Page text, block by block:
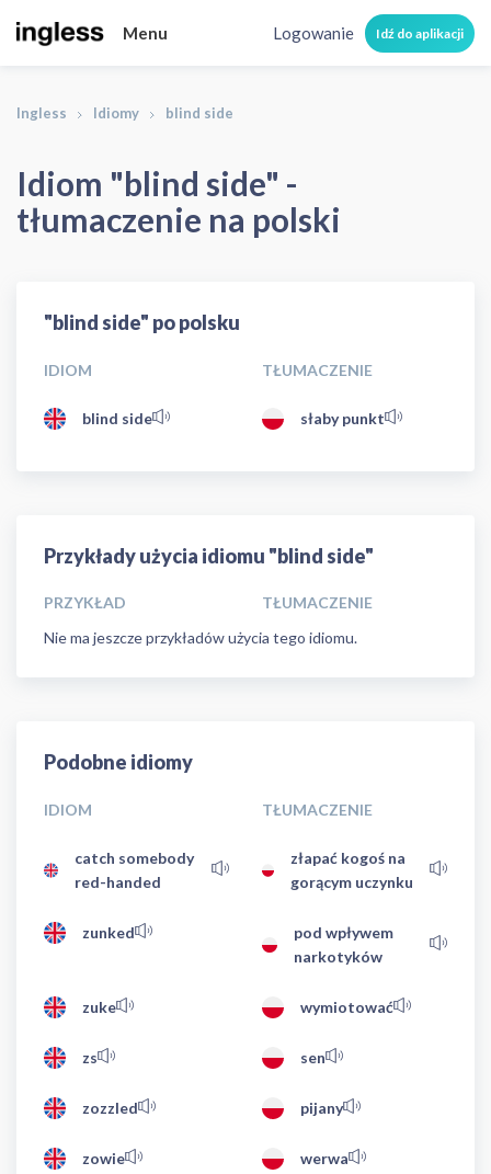
Menu Logowanie Idź do aplikacji
Ingless Idiomy blind side
Idiom "blind side" -
tłumaczenie na polski
"blind side" po polsku
IDIOM TŁUMACZENIE
blind side słaby punkt
Przykłady użycia idiomu "blind side"
PRZYKŁAD
TŁUMACZENIE
Nie ma jeszcze przykładów użycia tego idiomu.
Podobne idiomy
IDIOM TŁUMACZENIE
catch somebody
red-handed
złapać kogoś na
gorącym uczynku
zunked
pod wpływem
narkotyków
zuke wymiotować
zs sen
zozzled pijany
zowie werwa